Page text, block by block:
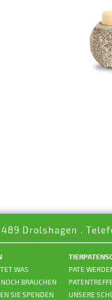
Drolshagen .
WAS
BRAUCHEN
SIE SPENDEN
PATE
UNSERE